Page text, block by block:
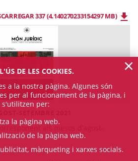
337 (4.140270233154297 MB)
als mesos d'agost-
DE LES COOKIES.
a la nostra pàgina. Algunes són
per al funcionament de la pàgina, i
s'utilitzen per:
la pàgina web.
de la pàgina web.
màrqueting i xarxes socials.
×